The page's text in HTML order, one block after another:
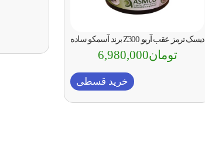
دیسک ترمز عقب آریو Z300 برند آسمکو ساده
تومان6,980,000
خرید قسطی